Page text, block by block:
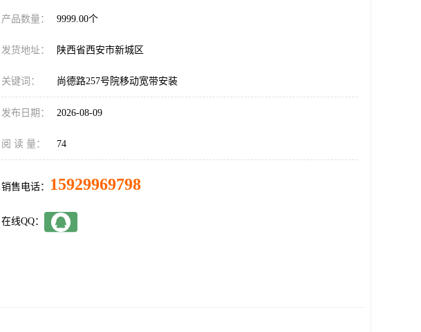
产品数量： 9999.00个
发货地址： 陕西省西安市新城区
关键词： 尚德路257号院移动宽带安装
发布日期： 2026-08-09
阅 读 量： 74
销售电话： 15929969798
在线QQ：